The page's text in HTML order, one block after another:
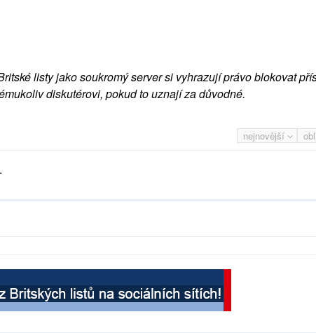
listy jako soukromý server si vyhrazují právo blokovat
diskutérovi, pokud to uznají za důvodné.
nejnovější